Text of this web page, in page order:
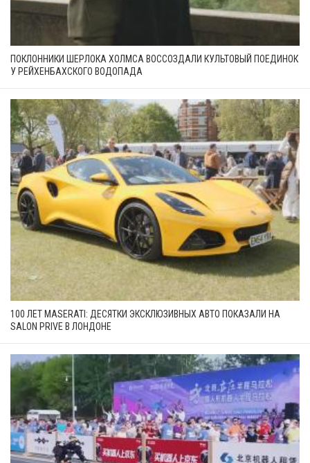
ПОКЛОННИКИ ШЕРЛОКА ХОЛМСА ВОССОЗДАЛИ КУЛЬТОВЫЙ ПОЕДИНОК
У РЕЙХЕНБАХСКОГО ВОДОПАДА
100 ЛЕТ MASERATI: ДЕСЯТКИ ЭКСКЛЮЗИВНЫХ АВТО ПОКАЗАЛИ НА
SALON PRIVE В ЛОНДОНЕ